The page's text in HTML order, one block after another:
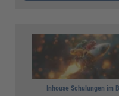
Inhouse Schulungen im